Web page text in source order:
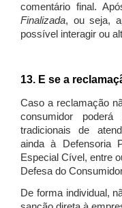
comentário final.
Finalizada, ou seja,
possível interagir ou
13. E se a
Caso a reclamação
consumidor
tradicionais de
ainda à Defensoria
Especial Cível, entre
Defesa do
De forma individual,